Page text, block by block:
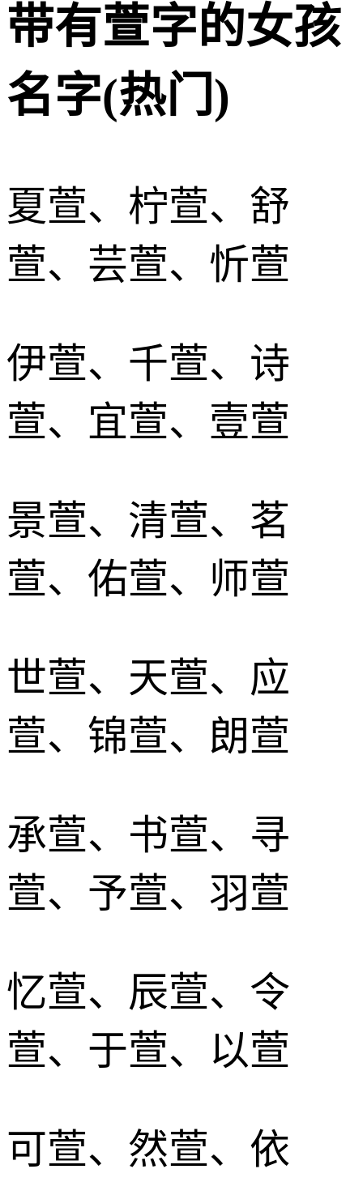
带有萱字的女孩
名字(热门)
夏萱、柠萱、舒
萱、芸萱、忻萱
伊萱、千萱、诗
萱、宜萱、壹萱
景萱、清萱、茗
萱、佑萱、师萱
世萱、天萱、应
萱、锦萱、朗萱
承萱、书萱、寻
萱、予萱、羽萱
忆萱、辰萱、令
萱、于萱、以萱
可萱、然萱、依